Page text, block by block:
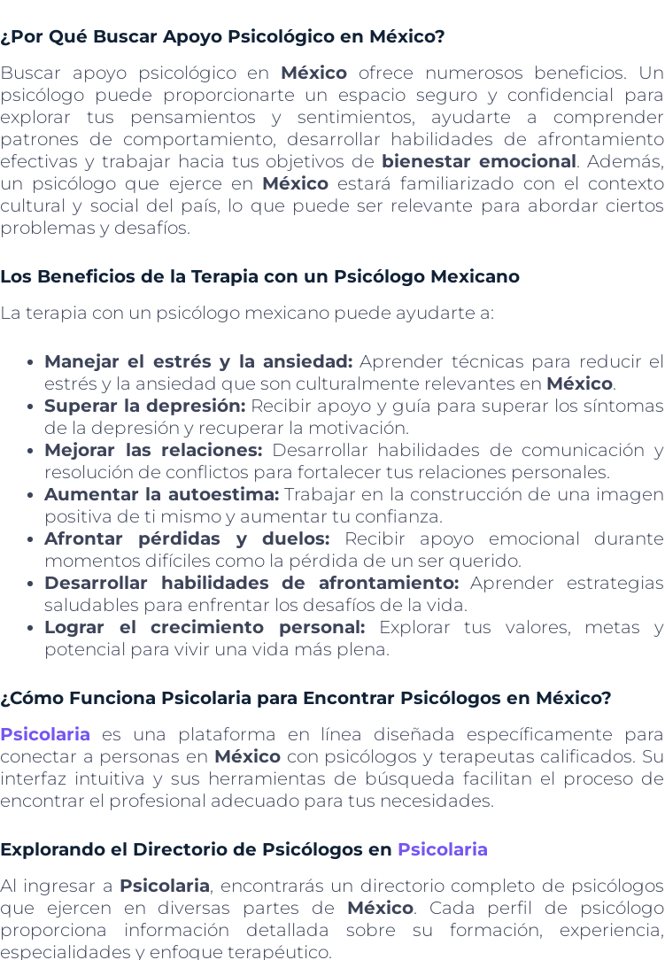
¿Por Qué Buscar Apoyo Psicológico en México?
Buscar apoyo psicológico en México ofrece numerosos beneficios. Un
psicólogo puede proporcionarte un espacio seguro y confidencial para
explorar tus pensamientos y sentimientos, ayudarte a comprender
patrones de comportamiento, desarrollar habilidades de afrontamiento
efectivas y trabajar hacia tus objetivos de bienestar emocional. Además,
un psicólogo que ejerce en México estará familiarizado con el contexto
cultural y social del país, lo que puede ser relevante para abordar ciertos
problemas y desafíos.
Los Beneficios de la Terapia con un Psicólogo Mexicano
La terapia con un psicólogo mexicano puede ayudarte a:
Manejar el estrés y la ansiedad: Aprender técnicas para reducir el
estrés y la ansiedad que son culturalmente relevantes en México.
Superar la depresión: Recibir apoyo y guía para superar los síntomas
de la depresión y recuperar la motivación.
Mejorar las relaciones: Desarrollar habilidades de comunicación y
resolución de conflictos para fortalecer tus relaciones personales.
Aumentar la autoestima:Trabajar en la construcción de una imagen
positiva de ti mismo y aumentar tu confianza.
Afrontar pérdidas y duelos: Recibir apoyo emocional durante
momentos difíciles como la pérdida de un ser querido.
Desarrollar habilidades de afrontamiento:Aprender estrategias
saludables para enfrentar los desafíos de la vida.
Lograr el crecimiento personal:Explorar tus valores, metas y
potencial para vivir una vida más plena.
¿Cómo Funciona Psicolaria para Encontrar Psicólogos en México?
Psicolaria es una plataforma en línea diseñada específicamente para
conectar a personas en Méxicocon psicólogos y terapeutas calificados. Su
interfaz intuitiva y sus herramientas de búsqueda facilitan el proceso de
encontrar el profesional adecuado para tus necesidades.
Explorando el Directorio de Psicólogos en Psicolaria
Al ingresar a Psicolaria, encontrarás un directorio completo de psicólogos
que ejercen en diversas partes de México. Cada perfil de psicólogo
proporciona información detallada sobre su formación, experiencia,
especialidades y enfoque terapéutico.